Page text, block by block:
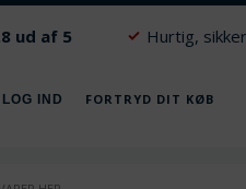
ud af 5 Hurtig,
IND FORTRYD DIT KØB